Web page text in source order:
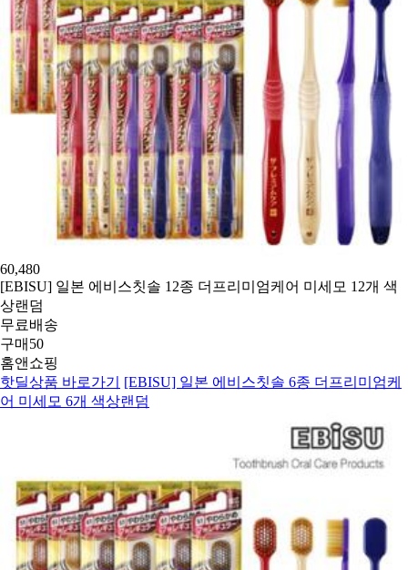
60,480
[EBISU] 일본 에비스칫솔 12종 더프리미엄케어 미세모 12개 색
상랜덤
무료배송
구매 50
홈앤쇼핑
핫딜상품 바로가기
[EBISU] 일본 에비스칫솔 6종 더프리미엄케
어 미세모 6개 색상랜덤